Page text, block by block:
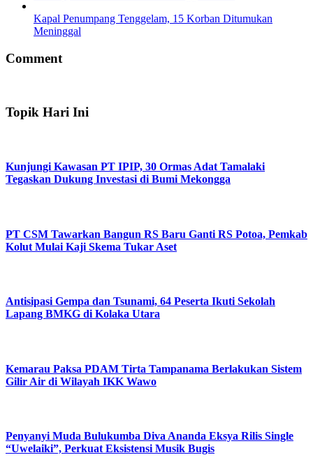
Kapal Penumpang Tenggelam, 15 Korban Ditumukan
Meninggal
Comment
Topik Hari Ini
Kunjungi Kawasan PT IPIP, 30 Ormas Adat Tamalaki
Tegaskan Dukung Investasi di Bumi Mekongga
PT CSM Tawarkan Bangun RS Baru Ganti RS Potoa, Pemkab
Kolut Mulai Kaji Skema Tukar Aset
Antisipasi Gempa dan Tsunami, 64 Peserta Ikuti Sekolah
Lapang BMKG di Kolaka Utara
Kemarau Paksa PDAM Tirta Tampanama Berlakukan Sistem
Gilir Air di Wilayah IKK Wawo
Penyanyi Muda Bulukumba Diva Ananda Eksya Rilis Single
“Uwelaiki”, Perkuat Eksistensi Musik Bugis